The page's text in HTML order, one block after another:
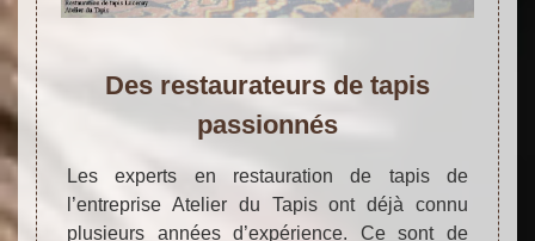
Des restaurateurs de tapis
passionnés
Les experts en restauration de tapis de
l’entreprise Atelier du Tapis ont déjà connu
plusieurs années d’expérience. Ce sont de